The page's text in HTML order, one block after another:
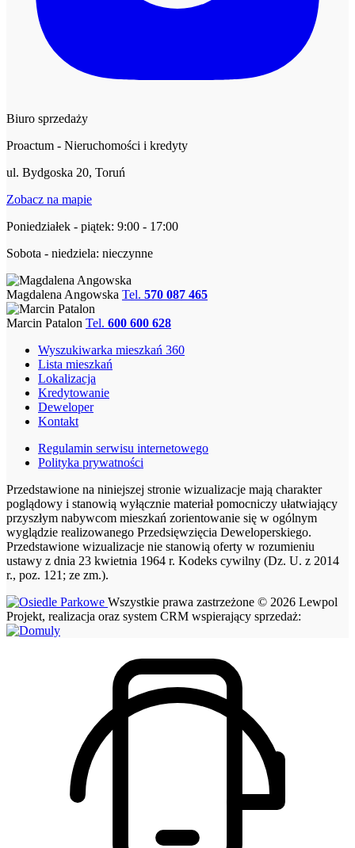
Biuro sprzedaży
Proactum - Nieruchomości i kredyty
ul. Bydgoska 20, Toruń
Zobacz na mapie
Poniedziałek - piątek: 9:00 - 17:00
Sobota - niedziela: nieczynne
Magdalena Angowska Tel. 570 087 465
Marcin Patalon Tel. 600 600 628
Wyszukiwarka mieszkań 360
Lista mieszkań
Lokalizacja
Kredytowanie
Deweloper
Kontakt
Regulamin serwisu internetowego
Polityka prywatności
Przedstawione na niniejszej stronie wizualizacje mają charakter
poglądowy i stanowią wyłącznie materiał pomocniczy ułatwiający
przyszłym nabywcom mieszkań zorientowanie się w ogólnym
wyglądzie realizowanego Przedsięwzięcia Deweloperskiego.
Przedstawione wizualizacje nie stanowią oferty w rozumieniu
ustawy z dnia 23 kwietnia 1964 r. Kodeks cywilny (Dz. U. z 2014
r., poz. 121; ze zm.).
Wszystkie prawa zastrzeżone © 2026 Lewpol
Projekt, realizacja oraz system CRM wspierający sprzedaż: